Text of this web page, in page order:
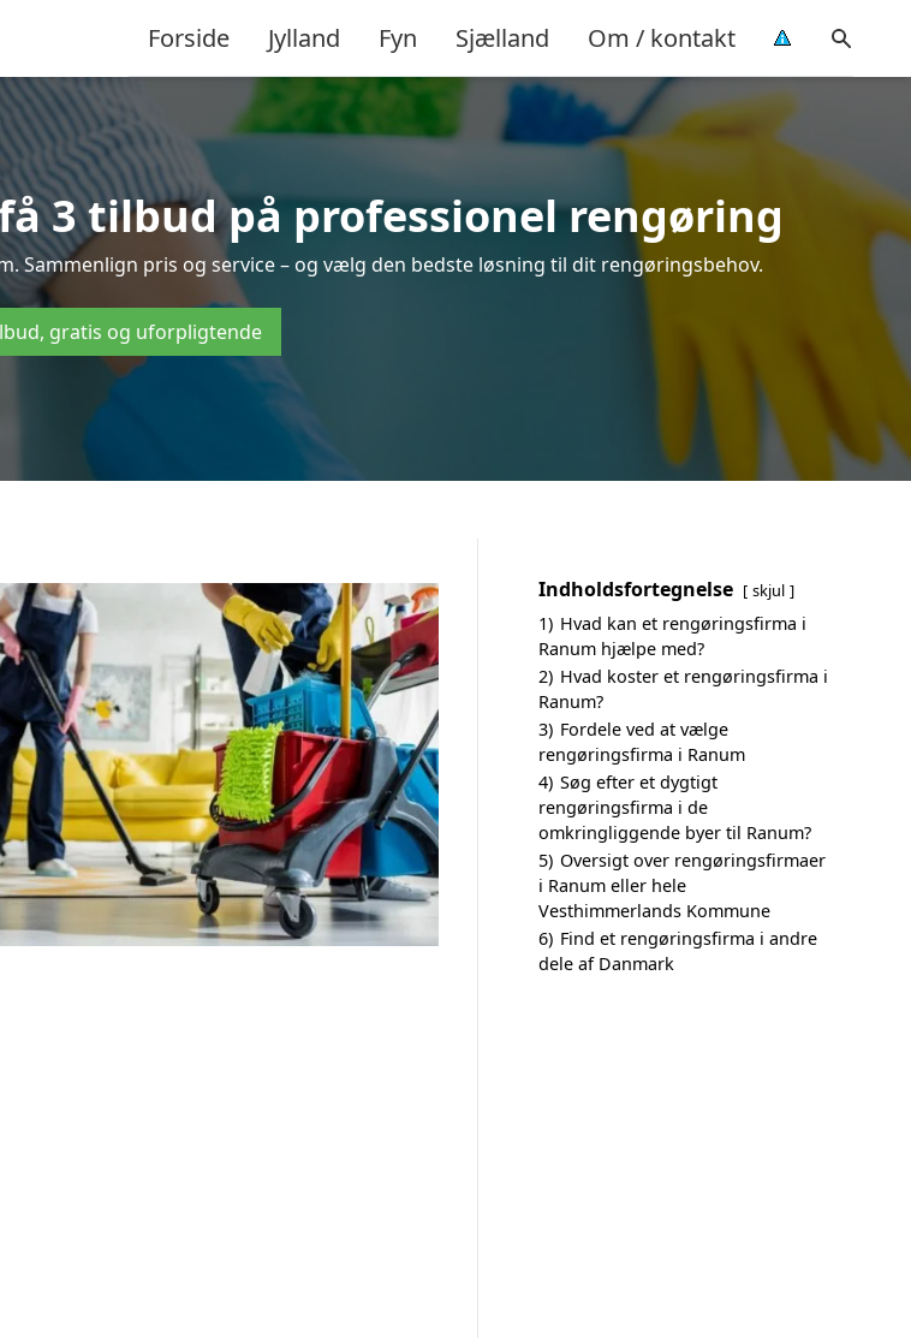
Forside Jylland Fyn Sjælland Om / kontakt
3 tilbud på professionel rengøring
Sammenlign pris og service – og vælg den bedste løsning til dit rengøringsbehov.
gratis og uforpligtende
Indholdsfortegnelse skjul
1) Hvad kan et rengøringsfirma i
Ranum hjælpe med?
2) Hvad koster et rengøringsfirma i
Ranum?
3) Fordele ved at vælge
rengøringsfirma i Ranum
4) Søg efter et dygtigt
rengøringsfirma i de
omkringliggende byer til Ranum?
5) Oversigt over rengøringsfirmaer
i Ranum eller hele
Vesthimmerlands Kommune
6) Find et rengøringsfirma i andre
dele af Danmark